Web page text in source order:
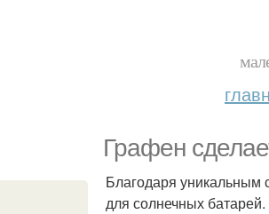
Графен
Благодаря уникальным
для солнечных батарей.